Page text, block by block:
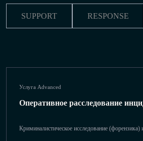
SUPPORT RESPONSE
Услуга Advanced
Оперативное расследование
Криминалистическое исследование